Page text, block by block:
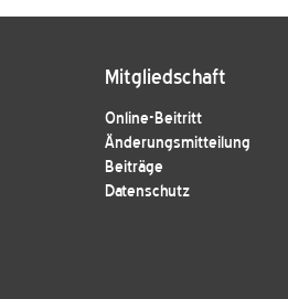
Mitgliedschaft
Online-Beitritt
Änderungsmitteilung
Beiträge
Datenschutz